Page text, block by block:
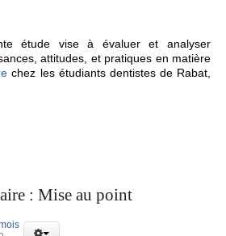
étude vise à évaluer et analyser
attitudes, et pratiques en matière
chez les étudiants dentistes de Rabat,
: Mise au point